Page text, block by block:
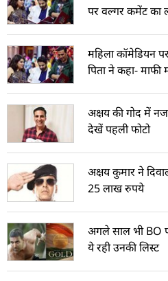
पर वल्गर कमेंट का
महिला कॉमेडियन
पिता ने कहा- माफी
अक्षय की गोद में
देखें पहली फोटो
अक्षय कुमार ने
25 लाख रुपये
अगले साल भी BO
ये रही उनकी लिस्ट